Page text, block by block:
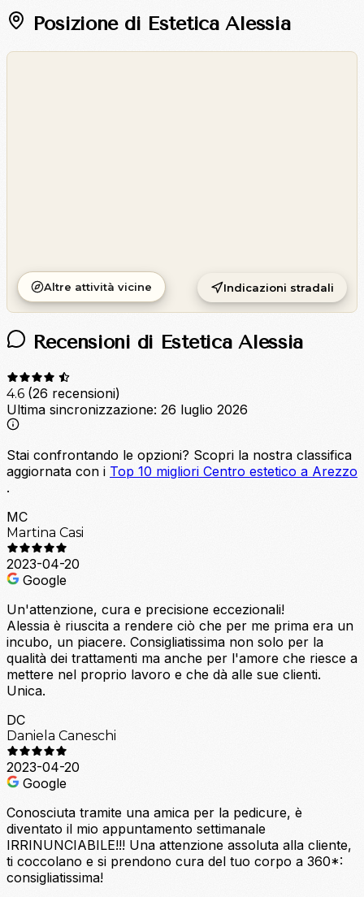
Posizione di Estetica Alessia
Altre attività vicine Indicazioni stradali
Recensioni di Estetica Alessia
4.6 (26 recensioni)
Ultima sincronizzazione: 26 luglio 2026
Stai confrontando le opzioni? Scopri la nostra classifica
aggiornata con i Top 10 migliori Centro estetico a Arezzo
.
MC
Martina Casi
2023-04-20
Google
Un'attenzione, cura e precisione eccezionali!
Alessia è riuscita a rendere ciò che per me prima era un
incubo, un piacere. Consigliatissima non solo per la
qualità dei trattamenti ma anche per l'amore che riesce a
mettere nel proprio lavoro e che dà alle sue clienti.
Unica.
DC
Daniela Caneschi
2023-04-20
Google
Conosciuta tramite una amica per la pedicure, è
diventato il mio appuntamento settimanale
IRRINUNCIABILE!!! Una attenzione assoluta alla cliente,
ti coccolano e si prendono cura del tuo corpo a 360*:
consigliatissima!